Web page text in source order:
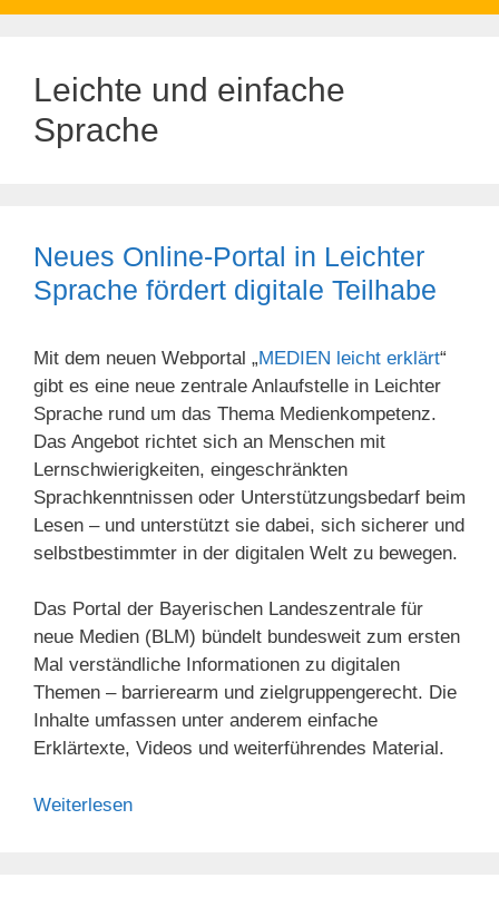
Leichte und einfache
Sprache
Neues Online-Portal in Leichter
Sprache fördert digitale Teilhabe
Mit dem neuen Webportal „MEDIEN leicht erklärt“
gibt es eine neue zentrale Anlaufstelle in Leichter
Sprache rund um das Thema Medienkompetenz.
Das Angebot richtet sich an Menschen mit
Lernschwierigkeiten, eingeschränkten
Sprachkenntnissen oder Unterstützungsbedarf beim
Lesen – und unterstützt sie dabei, sich sicherer und
selbstbestimmter in der digitalen Welt zu bewegen.
Das Portal der Bayerischen Landeszentrale für
neue Medien (BLM) bündelt bundesweit zum ersten
Mal verständliche Informationen zu digitalen
Themen – barrierearm und zielgruppengerecht. Die
Inhalte umfassen unter anderem einfache
Erklärtexte, Videos und weiterführendes Material.
Weiterlesen